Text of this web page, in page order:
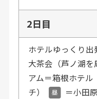
2日目
ホテルゆっくり出
大茶会（芦ノ湖
アム＝箱根ホテ
チ）
＝小田